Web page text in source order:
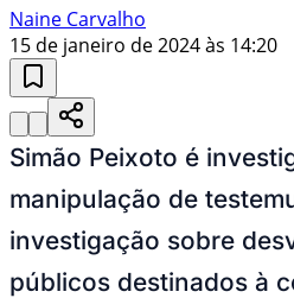
Naine Carvalho
15 de janeiro de 2024 às 14:20
Simão Peixoto é
manipulação de
investigação sobre
públicos destinados à